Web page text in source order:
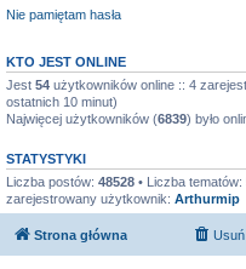
Nie pamiętam hasła
KTO JEST ONLINE
Jest 54 użytkowników online :: 4
ostatnich 10 minut)
Najwięcej użytkowników (6839) było
STATYSTYKI
Liczba postów: 48528 • Liczba tematów:
zarejestrowany użytkownik: Arthurmip
Strona główna